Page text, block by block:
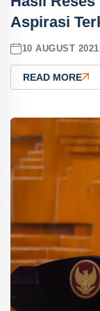
Aspirasi
10 AUGUST 2021
READ MORE